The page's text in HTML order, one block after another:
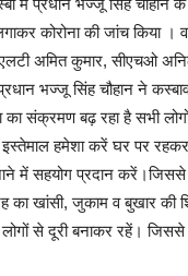
में प्रधान भज्जू सिंह चौहान
कोरोना की जांच किया
अमित कुमार, सीएचओ
भज्जू सिंह चौहान ने
का संक्रमण बढ़ रहा है सभी
हमेशा करें घर पर रहकर
में सहयोग प्रदान
का खांसी, जुकाम व बुखार की
से दूरी बनाकर रहें।